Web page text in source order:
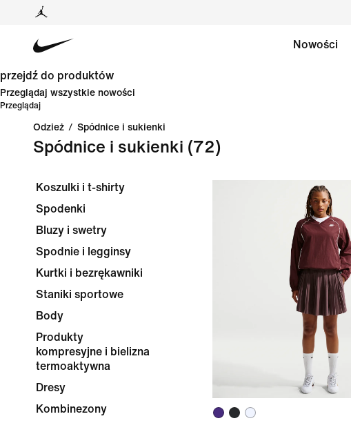
Nowości
przejdź do produktów
Przeglądaj wszystkie nowości
Przeglądaj
Odzież / Spódnice i sukienki
Spódnice i sukienki (72)
Koszulki i t-shirty
Spodenki
Bluzy i swetry
Spodnie i legginsy
Kurtki i bezrękawniki
Staniki sportowe
Body
Produkty
kompresyjne i bielizna
termoaktywna
Dresy
Kombinezony